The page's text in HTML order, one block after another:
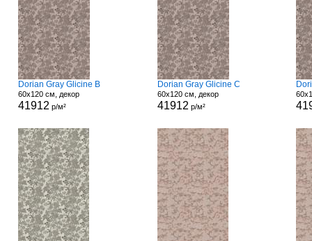
Dorian Gray Glicine B
60x120 см, декор
41912 р/м²
Dorian Gray Glicine C
60x120 см, декор
41912 р/м²